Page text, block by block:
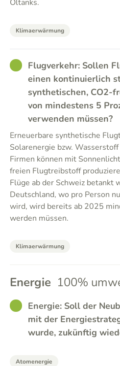
Öltanks.
Klimaerwärmung
GOODFlugverkehr: Sollen
einen kontinuierlich
synthetischen, CO2-
von mindestens 5
verwenden müssen?
Erneuerbare synthetische
Solarenergie bzw.
Firmen können mit
freien Flugtreibstoff
Flüge ab der Schweiz betankt
Deutschland, wo pro Person
wird, wird bereits ab 2025
werden müssen.
Klimaerwärmung
Energie 100%
GOODEnergie: Soll der
mit der
wurde, zukünftig
Atomenergie